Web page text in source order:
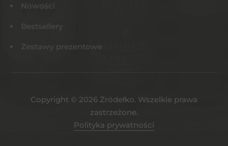
Nowości
Bestsellery
Zestawy prezentowe
Copyright © 2026 Żródełko. Wszelkie prawa
zastrzeżone.
Polityka prywatności